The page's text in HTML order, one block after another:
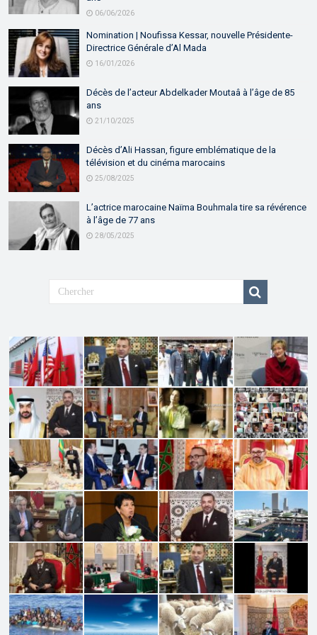
06/06/2026
Nomination | Noufissa Kessar, nouvelle Présidente-
Directrice Générale d’Al Mada
16/01/2026
Décès de l’acteur Abdelkader Moutaâ à l’âge de 85
ans
21/10/2025
Décès d’Ali Hassan, figure emblématique de la
télévision et du cinéma marocains
25/08/2025
L’actrice marocaine Naïma Bouhmala tire sa révérence
à l’âge de 77 ans
28/05/2025